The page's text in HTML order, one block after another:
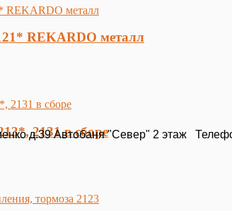
д.39 Автобаня "Север" 2 этаж
REKARDO металл
2131 в сборе